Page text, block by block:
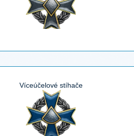
Víceúčelové stíhače